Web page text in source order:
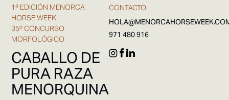
1ª EDICIÓN MENORCA
HORSE WEEK
35º CONCURSO
MORFOLÓGICO
CABALLO DE
PURA RAZA
MENORQUINA
CONTACTO
971 480 916